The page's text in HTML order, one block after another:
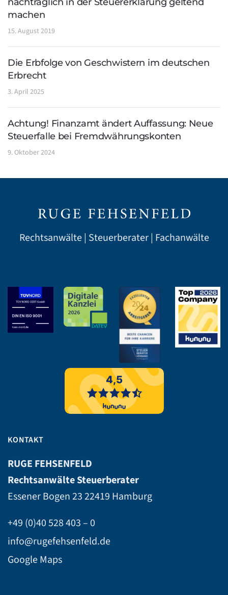
machen
15. August 2019
Die Erbfolge von Geschwistern im deutschen
Erbrecht
3. April 2025
Achtung! Finanzamt ändert Auffassung: Neue
Steuerfalle bei Fremdwährungskonten
9. Oktober 2024
Rechtsanwälte | Steuerberater | Fachanwälte
KONTAKT
RUGE FEHSENFELD
Rechtsanwälte Steuerberater
Essener Bogen 2322419 Hamburg
+49 (0)40 528 403 – 0
info@rugefehsenfeld.de
Google Maps